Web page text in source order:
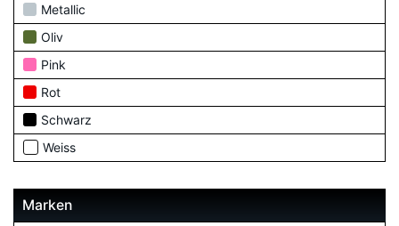
Metallic
Oliv
Pink
Rot
Schwarz
Weiss
Marken